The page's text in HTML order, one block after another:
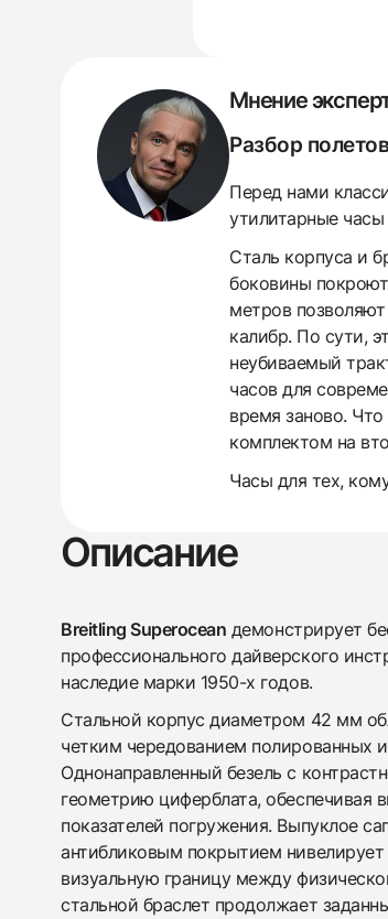
438
285
145
142
205
204
195
150
6
Мнение
Разбор полетов
Перед нами
утилитарные
Сталь корпуса и
боковины
метров
калибр. По сути,
неубиваемый
часов для
время заново.
комплектом на
Часы для тех,
Описание
Breitling Superocean демонстрирует
профессионального дайверского
наследие марки 1950-х годов.
Стальной корпус диаметром 42 мм
четким чередованием полированных
Однонаправленный безель с
геометрию циферблата, обеспечивая
показателей погружения. Выпуклое
антибликовым покрытием
визуальную границу между
стальной браслет продолжает